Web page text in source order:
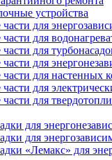
устройства
для
для
для
для
для настенных
для
для
для
для
«Лемакс» для